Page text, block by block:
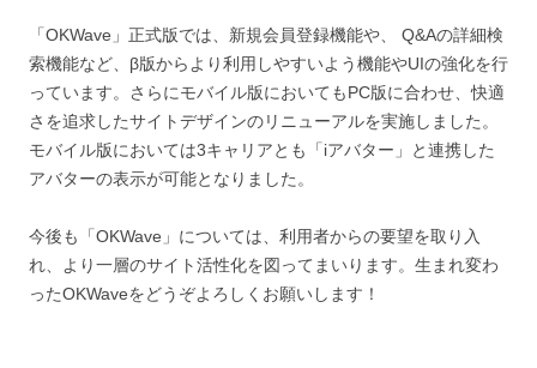
「OKWave」正式版では、新規会員登録機能や、 Q&Aの詳細検
索機能など、β版からより利用しやすいよう機能やUIの強化を行
っています。さらにモバイル版においてもPC版に合わせ、快適
さを追求したサイトデザインのリニューアルを実施しました。
モバイル版においては3キャリアとも「iアバター」と連携した
アバターの表示が可能となりました。
今後も「OKWave」については、利用者からの要望を取り入
れ、より一層のサイト活性化を図ってまいります。生まれ変わ
ったOKWaveをどうぞよろしくお願いします！